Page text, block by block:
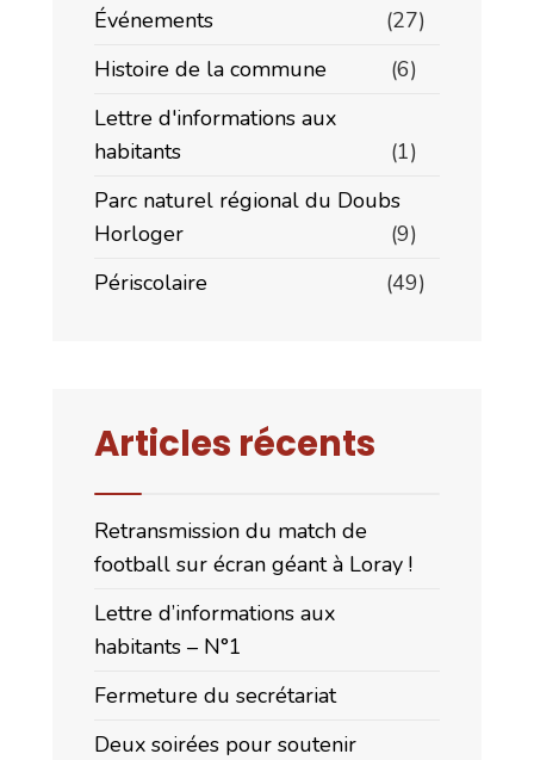
Événements
(27)
Histoire de la commune
(6)
Lettre d'informations aux
habitants
(1)
Parc naturel régional du Doubs
Horloger
(9)
Périscolaire
(49)
Articles récents
Retransmission du match de
football sur écran géant à Loray !
Lettre d’informations aux
habitants – N°1
Fermeture du secrétariat
Deux soirées pour soutenir